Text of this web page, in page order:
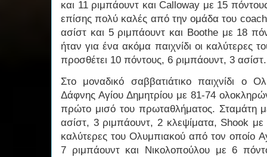
και 11 ριμπάουντ και Calloway με 15
επίσης πολύ καλές από την ομάδα του
ασίστ και 5 ριμπάουντ και Boothe με 18
ήταν για ένα ακόμα παιχνίδι οι καλύτερες
προσθέτει 10 πόντους, 6 ριμπάουντ, 3 ασίστ.
Στο μοναδικό σαββατιάτικο παιχνίδι ο
Δάφνης Αγίου Δημητρίου με 81-74
πρώτο μισό του πρωταθλήματος. Σταμάτη
ασίστ, 3 ριμπάουντ, 2 κλεψίματα, Shook
καλύτερες του Ολυμπιακού από τον οποίο
7 ριμπάουντ και Νικολοπούλου με 6